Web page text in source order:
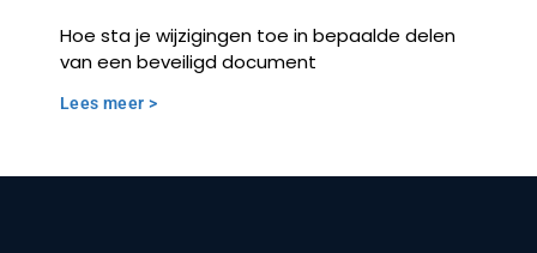
Hoe sta je wijzigingen toe in bepaalde delen
van een beveiligd document
Lees meer >